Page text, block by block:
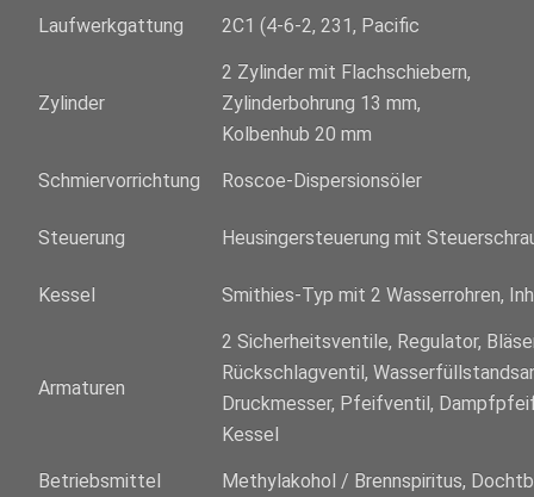
Laufwerkgattung 2C1 (4-6-2, 231, Pacific
Zylinder
2 Zylinder mit Flachschiebern,
Zylinderbohrung 13 mm,
Kolbenhub 20 mm
Schmiervorrichtung Roscoe-Dispersionsöler
Steuerung Heusingersteuerung mit
Kessel Smithies-Typ mit 2 Wasserrohren,
Armaturen
2 Sicherheitsventile, Regulator,
Rückschlagventil,
Druckmesser, Pfeifventil,
Kessel
Betriebsmittel Methylakohol / Brennspiritus,